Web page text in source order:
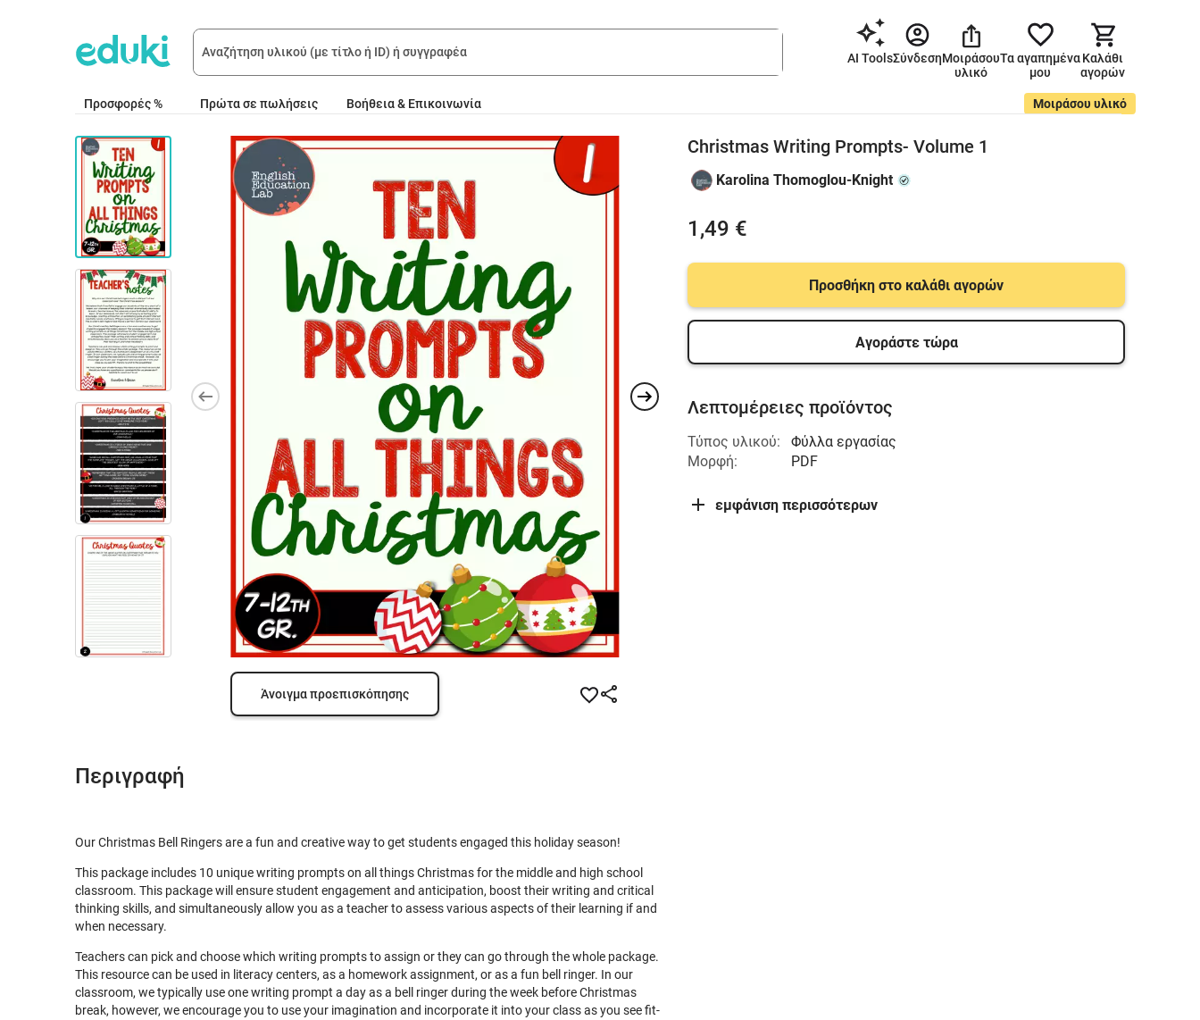
AI ToolsΣύνδεσηΜοιράσου
υλικό
Τα αγαπημένα
μου
Καλάθι
αγορών
Προσφορές % Πρώτα σε πωλήσεις Μοιράσου υλικό
Βοήθεια & Επικοινωνία
Άνοιγμα προεπισκόπησης
Περιγραφή
Our Christmas Bell Ringers are a fun and creative way to get students engaged this holiday season!
This package includes 10 unique writing prompts on all things Christmas for the middle and high school
classroom. This package will ensure student engagement and anticipation, boost their writing and critical
thinking skills, and simultaneously allow you as a teacher to assess various aspects of their learning if and
when necessary.
Teachers can pick and choose which writing prompts to assign or they can go through the whole package.
This resource can be used in literacy centers, as a homework assignment, or as a fun bell ringer. In our
classroom, we typically use one writing prompt a day as a bell ringer during the week before Christmas
break, however, we encourage you to use your imagination and incorporate it into your class as you see fit-
Christmas Writing Prompts- Volume 1
Karolina Thomoglou-Knight
1,49 €
Προσθήκη στο καλάθι αγορών
Αγοράστε τώρα
Λεπτομέρειες προϊόντος
Τύπος υλικού:
Φύλλα εργασίας
Μορφή:
PDF
εμφάνιση περισσότερων